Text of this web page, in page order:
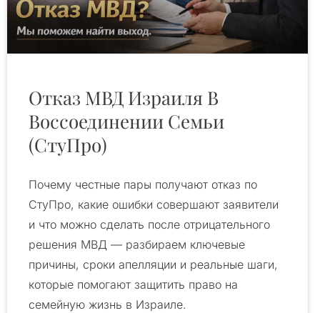
Отказ МВД Израиля В
Воссоединении Семьи
(СтуПро)
Почему честные пары получают отказ по
СтуПро, какие ошибки совершают заявители
и что можно сделать после отрицательного
решения МВД — разбираем ключевые
причины, сроки апелляции и реальные шаги,
которые помогают защитить право на
семейную жизнь в Израиле.